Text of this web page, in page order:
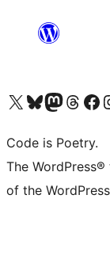
ຢ້ຽມຊົມບັນຊີ X (ຊື່ເກົ່າ Twitter) ຂອງພວກເຮົາຢ້ຽມຊົມບັນຊີ Bluesky ຂອງພວກເຮົາຢ້ຽມຊົມບັນຊີ Mastodon ຂອງພວກເຮົາຢ້ຽມຊົມບັນຊີ Threads ຂອງພວກເຮົາຢ້ຽມຊົມໜ້າ Facebook ຂອງພຢ້ຽມ
Code is Poetry.
The
of the